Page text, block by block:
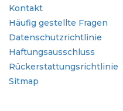
Kontakt
Häufig gestellte Fragen
Datenschutzrichtlinie
Haftungsausschluss
Rückerstattungsrichtlinie
Sitmap